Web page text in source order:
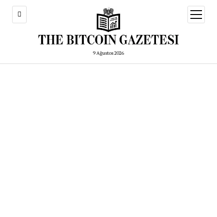
9 Ağustos 2026
aç